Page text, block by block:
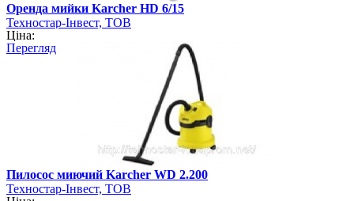
Оренда мийки Karcher HD 6/15
Техностар-Інвест, ТОВ
Ціна:
Перегляд
Пилосос миючий Karcher WD 2.200
Техностар-Інвест, ТОВ